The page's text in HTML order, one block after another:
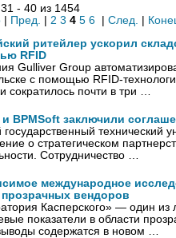
- 40 из 1454
Пред. 2 3 4 5 6 След.
ритейлер ускорил
RFID
Gulliver Group
с помощью RFID-
сократилось почти в три …
BPMSoft заключили
технический
о стратегическом
Сотрудничество …
международное
вендоров
Касперского» — один
показатели в области
содержатся в новом …